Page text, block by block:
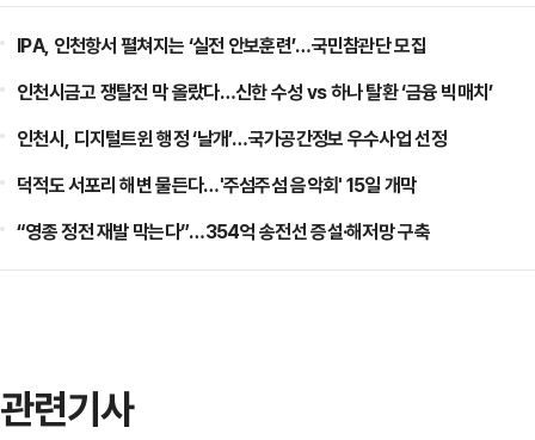
IPA, 인천항서 펼쳐지는 ‘실전 안보훈련’…국민참관단 모집
인천시금고 쟁탈전 막 올랐다…신한 수성 vs 하나 탈환 ‘금융 빅매치’
인천시, 디지털트윈 행정 ‘날개’…국가공간정보 우수사업 선정
덕적도 서포리 해변 물든다…'주섬주섬 음악회' 15일 개막
“영종 정전 재발 막는다”…354억 송전선 증설·해저망 구축
관련기사